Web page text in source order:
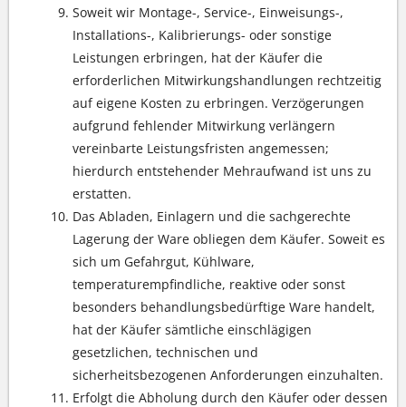
Soweit wir Montage-, Service-, Einweisungs-,
Installations-, Kalibrierungs- oder sonstige
Leistungen erbringen, hat der Käufer die
erforderlichen Mitwirkungshandlungen rechtzeitig
auf eigene Kosten zu erbringen. Verzögerungen
aufgrund fehlender Mitwirkung verlängern
vereinbarte Leistungsfristen angemessen;
hierdurch entstehender Mehraufwand ist uns zu
erstatten.
Das Abladen, Einlagern und die sachgerechte
Lagerung der Ware obliegen dem Käufer. Soweit es
sich um Gefahrgut, Kühlware,
temperaturempfindliche, reaktive oder sonst
besonders behandlungsbedürftige Ware handelt,
hat der Käufer sämtliche einschlägigen
gesetzlichen, technischen und
sicherheitsbezogenen Anforderungen einzuhalten.
Erfolgt die Abholung durch den Käufer oder dessen